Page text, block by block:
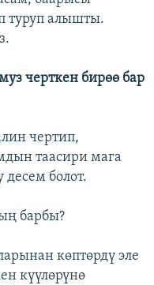
туруп алышты.
черткен бирөө бар
чертип,
таасири мага
болот.
барбы?
көптөрдү эле
күүлөрүнө